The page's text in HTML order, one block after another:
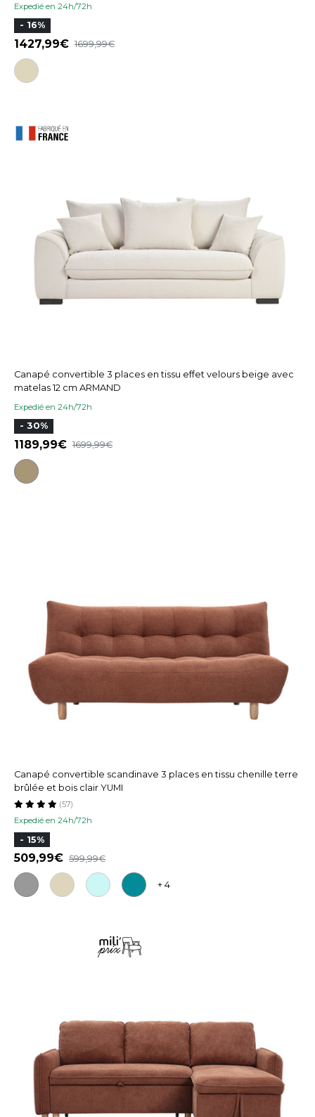
Expedié en 24h/72h
- 16%
1427,99 1699,99
Canapé convertible 3 places en tissu effet velours beige avec
matelas 12 cm ARMAND
Expedié en 24h/72h
- 30%
1189,99 1699,99
Canapé convertible scandinave 3 places en tissu chenille terre
brûlée et bois clair YUMI
Expedié en 24h/72h
(57)
- 15%
509,99 599,99
+ 4